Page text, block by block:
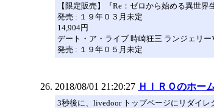
【限定販売】『Re：ゼロから始める異世
発売 : １９年０３月未定
14,904円
デート・ア・ライブ 時崎狂三 ランジェリー
発売 : １９年０５月未定
2018/08/01 21:20:27 ＨＩＲＯのホー
3秒後に、livedoor トップページにリダイレ